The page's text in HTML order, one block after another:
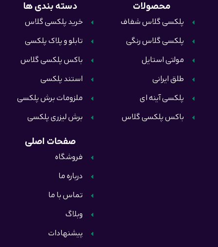
دسته بندی ها
خرید پلکسی گلاس
تابلو و پلاک پلکسی
باکس پلکسی گلاس
استند پلکسی
ملزومات برش پلکسی
برش لیزری پلکسی
محصولات
پلکسی گلاس شفاف
پلکسی گلاس رنگی
مولتی استایل
طلق ایرانی
پلکسی آینه ای
باکس پلکسی گلاس
صفحات اصلی
فروشگاه
درباره ما
تماس با ما
وبلاگ
پیشنهادات